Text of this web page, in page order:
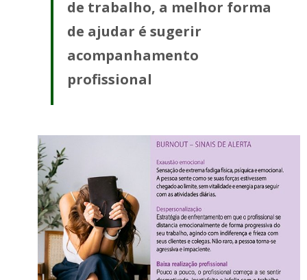
de trabalho, a melhor forma
de ajudar é sugerir
acompanhamento
profissional